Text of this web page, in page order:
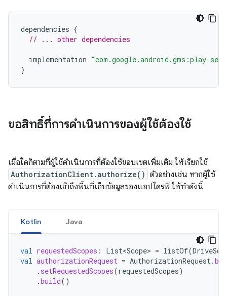
dependencies {
// ... other dependencies
implementation "com.google.android.gms:play-
}
ขอสิทธิ์ที่การดำเนินการของผู้ใช้ต้องใช้
เมื่อใดก็ตามที่ผู้ใช้ดำเนินการที่ต้องใช้ขอบเขตเพิ่มเติม ให้เรียกใช้
AuthorizationClient.authorize() ตัวอย่างเช่น หากผู้ใช้
ดำเนินการที่ต้องเข้าถึงพื้นที่เก็บข้อมูลของแอปไดรฟ์ ให้ทำดังนี้
Kotlin Java
val requestedScopes : List<Scope> = listOf(
val authorizationRequest = AuthorizationRequest.
. setRequestedScopes(requestedScopes)
.build()